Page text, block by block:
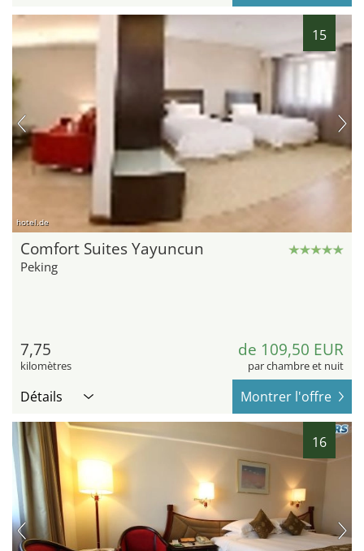
15
hotel.de
Comfort Suites Yayuncun
Peking
7,75
kilomètres
de 109,50 EUR
par chambre et nuit
Détails Montrer l'offre
16